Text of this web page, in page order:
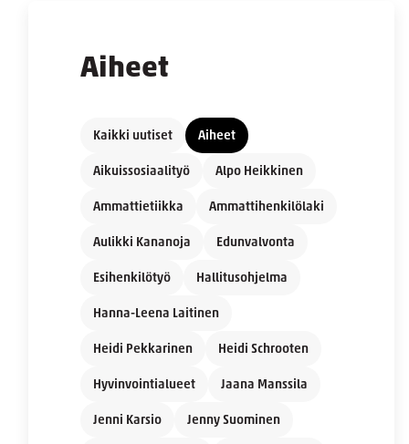
Aiheet
Kaikki uutiset Aiheet
Aikuissosiaalityö Alpo Heikkinen
Ammattietiikka Ammattihenkilölaki
Aulikki Kananoja Edunvalvonta
Esihenkilötyö Hallitusohjelma
Hanna-Leena Laitinen
Heidi Pekkarinen Heidi Schrooten
Hyvinvointialueet Jaana Manssila
Jenni Karsio Jenny Suominen